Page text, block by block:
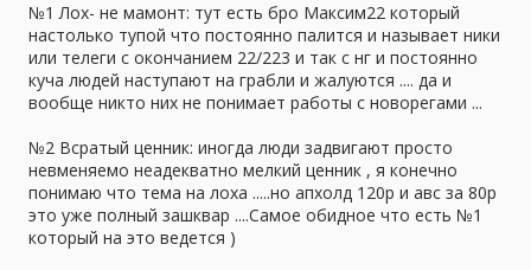
№1 Лох- не мамонт: тут есть бро Максим22 который
настолько тупой что постоянно палится и называет ники
или телеги с окончанием 22/223 и так с нг и постоянно
куча людей наступают на грабли и жалуются .... да и
вообще никто них не понимает работы с новорегами ...
№2 Всратый ценник: иногда люди задвигают просто
невменяемо неадекватно мелкий ценник , я конечно
понимаю что тема на лоха .....но апхолд 120р и авс за 80р
это уже полный зашквар ....Самое обидное что есть №1
который на это ведется )